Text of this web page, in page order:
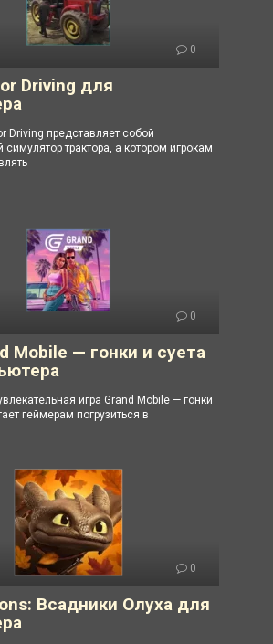
0
Driving для
Driving представляет собой
трактора, а котором игрокам
0
Mobile — гонки и суета
игра Grand Mobile — гонки
геймерам погрузиться в
0
Всадники Олуха для